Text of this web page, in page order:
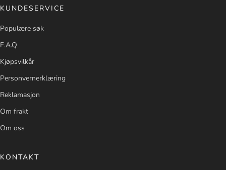
KUNDESERVICE
Populære søk
F.A.Q
Kjøpsvilkår
Personvernerklæring
Reklamasjon
Om frakt
Om oss
KONTAKT